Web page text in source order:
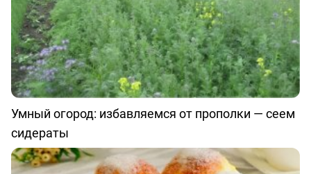
Умный огород: избавляемся от прополки — сеем
сидераты